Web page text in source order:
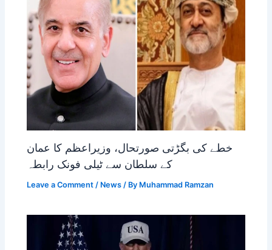
خطے کی بگڑتی صورتحال، وزیراعظم کا عمان
کے سلطان سے ٹیلی فونک رابطہ
Leave a Comment / News / By Muhammad Ramzan